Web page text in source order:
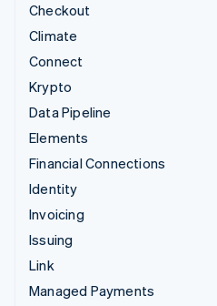
Checkout
Climate
Connect
Krypto
Data Pipeline
Elements
Financial Connections
Identity
Invoicing
Issuing
Link
Managed Payments